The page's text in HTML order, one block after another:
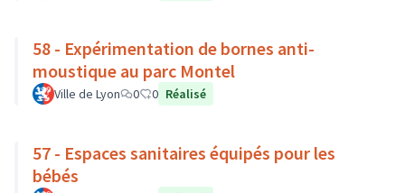
58 - Expérimentation de bornes anti-
moustique au parc Montel
Ville de Lyon 0 0 Réalisé
57 - Espaces sanitaires équipés pour les
bébés